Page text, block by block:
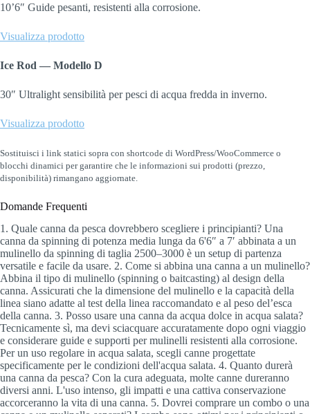
10’6″ Guide pesanti, resistenti alla corrosione.
Visualizza prodotto
Ice Rod — Modello D
30″ Ultralight sensibilità per pesci di acqua fredda in inverno.
Visualizza prodotto
Sostituisci i link statici sopra con shortcode di WordPress/WooCommerce o
blocchi dinamici per garantire che le informazioni sui prodotti (prezzo,
disponibilità) rimangano aggiornate.
Domande Frequenti
1. Quale canna da pesca dovrebbero scegliere i principianti? Una
canna da spinning di potenza media lunga da 6'6″ a 7′ abbinata a un
mulinello da spinning di taglia 2500–3000 è un setup di partenza
versatile e facile da usare. 2. Come si abbina una canna a un mulinello?
Abbina il tipo di mulinello (spinning o baitcasting) al design della
canna. Assicurati che la dimensione del mulinello e la capacità della
linea siano adatte al test della linea raccomandato e al peso del’esca
della canna. 3. Posso usare una canna da acqua dolce in acqua salata?
Tecnicamente sì, ma devi sciacquare accuratamente dopo ogni viaggio
e considerare guide e supporti per mulinelli resistenti alla corrosione.
Per un uso regolare in acqua salata, scegli canne progettate
specificamente per le condizioni dell'acqua salata. 4. Quanto durerà
una canna da pesca? Con la cura adeguata, molte canne dureranno
diversi anni. L'uso intenso, gli impatti e una cattiva conservazione
accorceranno la vita di una canna. 5. Dovrei comprare un combo o una